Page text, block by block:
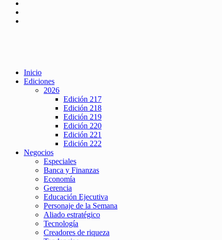
Inicio
Ediciones
2026
Edición 217
Edición 218
Edición 219
Edición 220
Edición 221
Edición 222
Negocios
Especiales
Banca y Finanzas
Economía
Gerencia
Educación Ejecutiva
Personaje de la Semana
Aliado estratégico
Tecnología
Creadores de riqueza